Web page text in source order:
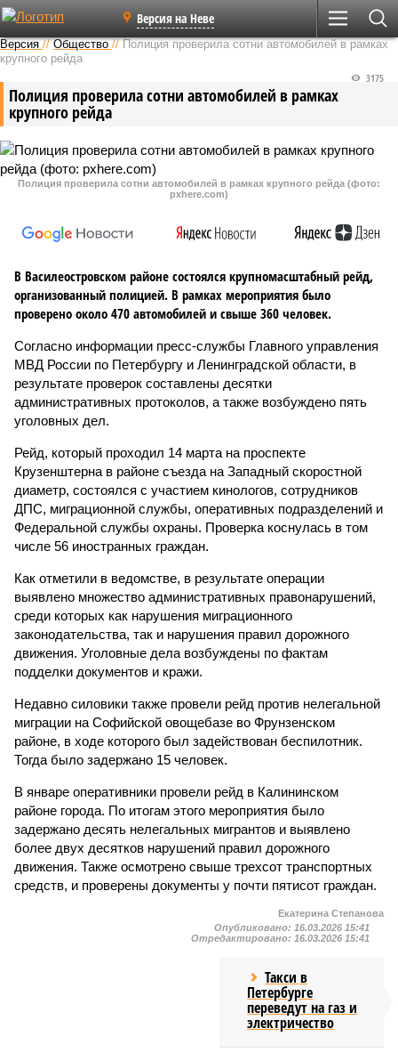
Версия на Неве
Версия //Общество //Полиция проверила сотни автомобилей в рамках
крупного рейда
Полиция проверила сотни автомобилей в рамках
крупного рейда
3175
Полиция проверила сотни автомобилей в рамках крупного рейда (фото:
pxhere.com)
В Василеостровском районе состоялся крупномасштабный рейд,
организованный полицией. В рамках мероприятия было
проверено около 470 автомобилей и свыше 360 человек.
Согласно информации пресс-службы Главного управления
МВД России по Петербургу и Ленинградской области, в
результате проверок составлены десятки
административных протоколов, а также возбуждено пять
уголовных дел.
Рейд, который проходил 14 марта на проспекте
Крузенштерна в районе съезда на Западный скоростной
диаметр, состоялся с участием кинологов, сотрудников
ДПС, миграционной службы, оперативных подразделений и
Федеральной службы охраны. Проверка коснулась в том
числе 56 иностранных граждан.
Как отметили в ведомстве, в результате операции
выявлено множество административных правонарушений,
среди которых как нарушения миграционного
законодательства, так и нарушения правил дорожного
движения. Уголовные дела возбуждены по фактам
подделки документов и кражи.
Недавно силовики также провели рейд против нелегальной
миграции на Софийской овощебазе во Фрунзенском
районе, в ходе которого был задействован беспилотник.
Тогда было задержано 15 человек.
В январе оперативники провели рейд в Калининском
районе города. По итогам этого мероприятия было
задержано десять нелегальных мигрантов и выявлено
более двух десятков нарушений правил дорожного
движения. Также осмотрено свыше трехсот транспортных
средств, и проверены документы у почти пятисот граждан.
Екатерина Степанова
Опубликовано: 16.03.2026 15:41
Отредактировано: 16.03.2026 15:41
Такси в
Петербурге
переведут на газ и
электричество